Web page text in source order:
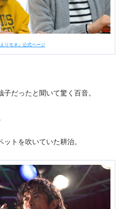
えりモネ』公式ページ
だったと聞いて驚く百音。
トを吹いていた耕治。